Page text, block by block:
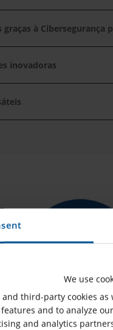
We use
and third-party cookies
and to analyze
and analytics
à Cibersegurança
inovadoras